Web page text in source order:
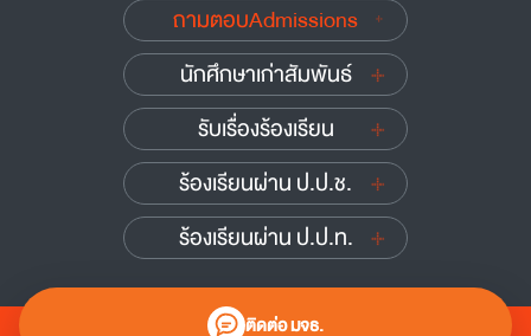
ติดต่อ มจธ.
ถามตอบAdmissions
นักศึกษาเก่าสัมพันธ์
รับเรื่องร้องเรียน
ร้องเรียนผ่าน ป.ป.ช.
ร้องเรียนผ่าน ป.ป.ท.